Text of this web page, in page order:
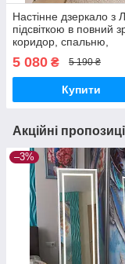
Настінне дзеркало з
підсвіткою в повний
коридор, спальню,
60х170 см в тонкій
МДФ, білий
5 080 ₴ 5 190 ₴
Купити
Акційні
–3%